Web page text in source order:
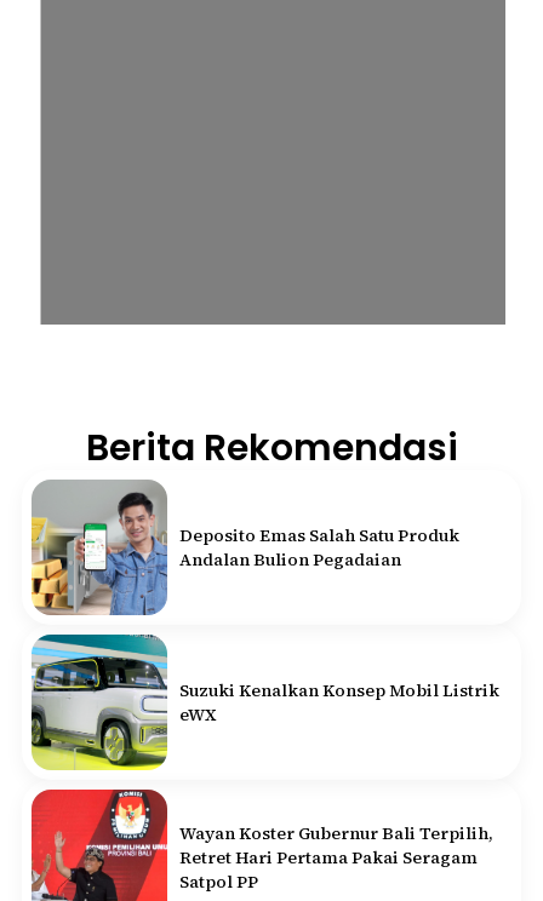
Berita Rekomendasi
Deposito Emas Salah Satu Produk
Andalan Bulion Pegadaian
Suzuki Kenalkan Konsep Mobil Listrik
eWX
Wayan Koster Gubernur Bali Terpilih,
Retret Hari Pertama Pakai Seragam
Satpol PP